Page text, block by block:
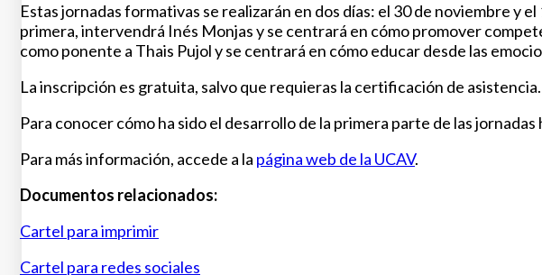
Estas jornadas formativas se realizarán en dos días: el 30 de noviembre y
primera, intervendrá Inés Monjas y se centrará en cómo promover
como ponente a Thais Pujol y se centrará en cómo educar desde las
La inscripción es gratuita, salvo que requieras la certificación de
Para conocer cómo ha sido el desarrollo de la primera parte de las
Para más información, accede a la página web de la UCAV.
Documentos relacionados:
Cartel para imprimir
Cartel para redes sociales